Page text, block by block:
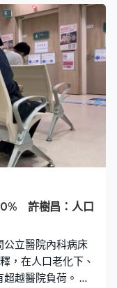
業局常任秘書長
節目透露首批四幅
。港深創新及科
都是圍繞著六大
和數據方面是比
是量子科技等，他
區落地生根。可
夠做到有國家內
交流到在這裡做
方。」 他說收到
，而第一期餘下
怎樣令園區生態更
目、支援科技展
好，或者
許樹昌：人口
公立醫院內科病床
，在人口老化下、
越醫院負荷。 早